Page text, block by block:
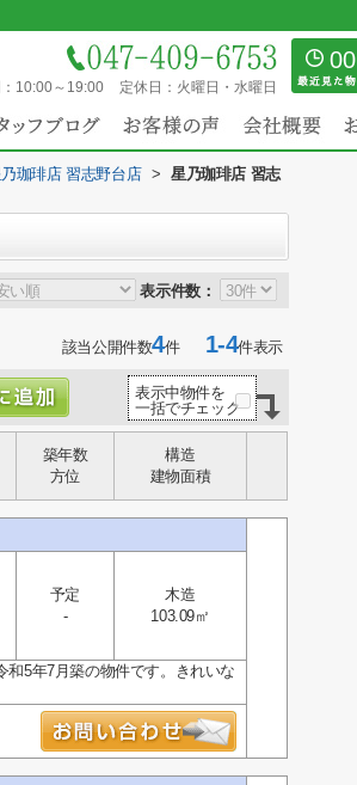
10:00～19:00 定休日： 火曜日・水曜日
00
珈琲店 習志野台店 >
星乃珈琲店 習志
表示件数：
該当公開件数4件1-4件表示
表示中物件を
一括でチェック
築年数
方位
構造
建物面積
予定
-
木造
103.09㎡
5年7月築の物件です。きれいな